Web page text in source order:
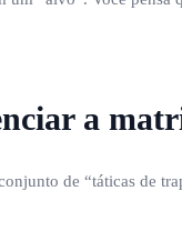
a
de “táticas de